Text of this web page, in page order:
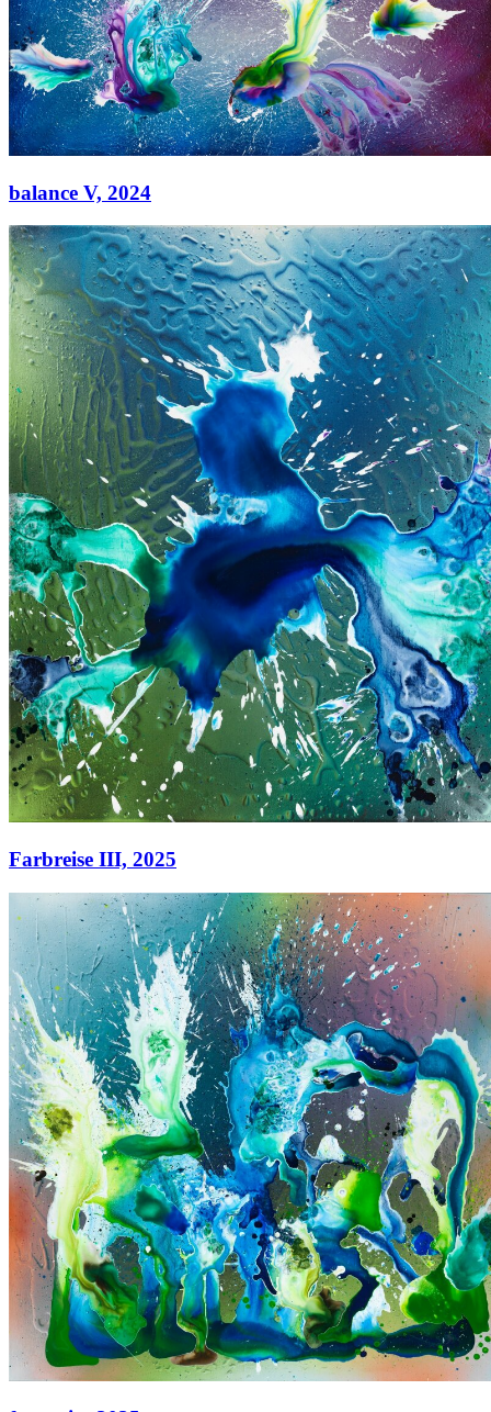
balance V, 2024
balance V,2024
Acryl auf Leinwand
130 × 300 cm
Farbreise III, 2025
Farbreise III,2025
Acryl auf Leinwand
80 × 65 cm